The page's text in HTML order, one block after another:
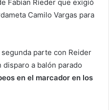
Fabian Rieder que exigió
Camilo Vargas para
parte con Reider
a balón parado
en el marcador en los